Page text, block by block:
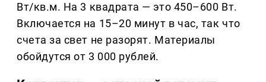
Вт/кв.м. На 3 квадрата — это 450–600 Вт.
Включается на 15–20 минут в час, так что
счета за свет не разорят. Материалы
обойдутся от 3 000 рублей.